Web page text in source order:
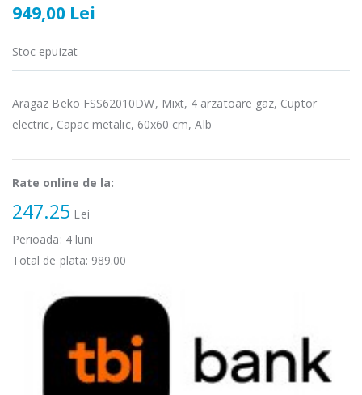
949,00 Lei
Stoc epuizat
Aragaz Beko FSS62010DW, Mixt, 4 arzatoare gaz, Cuptor
electric, Capac metalic, 60x60 cm, Alb
Rate online de la:
247.25 Lei
Perioada: 4luni
Total de plata: 989.00
Espressor
automat
799,00 Lei
-25%
...
89,00 Lei
carne
-18%
Heinner HHB-